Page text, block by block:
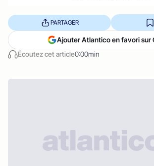
Écoutez cet article0:00min
PARTAGER
Ajouter Atlantico en favori sur